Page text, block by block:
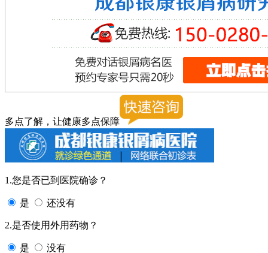
多点了解，让健康多点保障
1.您是否已到医院确诊？
是 还没有
2.是否使用外用药物？
是 没有